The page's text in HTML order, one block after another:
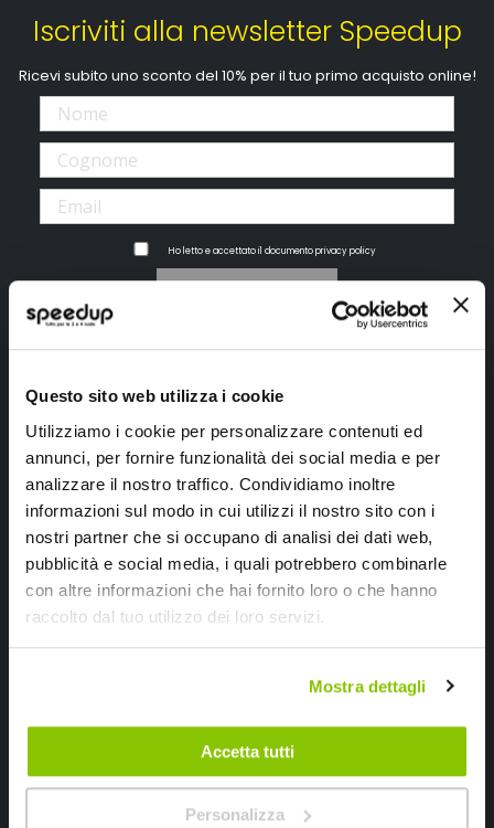
Questo sito web utilizza i cookie
Utilizziamo i cookie per personalizzare contenuti ed
annunci, per fornire funzionalità dei social media e per
analizzare il nostro traffico. Condividiamo inoltre
informazioni sul modo in cui utilizzi il nostro sito con i
nostri partner che si occupano di analisi dei dati web,
pubblicità e social media, i quali potrebbero combinarle
con altre informazioni che hai fornito loro o che hanno
raccolto dal tuo utilizzo dei loro servizi.
Mostra dettagli
Accetta tutti
Personalizza
Iscriviti alla newsletter Speedup
Ricevi subito uno sconto del 10% per il tuo primo acquisto online!
Ho letto e accettato il documentoprivacy policy
Segui SPEEDUP.IT
SpeedUp.it
PIVA IT03490830266
Speedup.it by Trio Group